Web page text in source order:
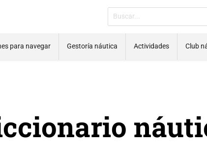
para navegar Gestoría náutica Actividades Club